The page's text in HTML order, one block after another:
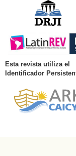
Esta revista utiliza el
Identificador